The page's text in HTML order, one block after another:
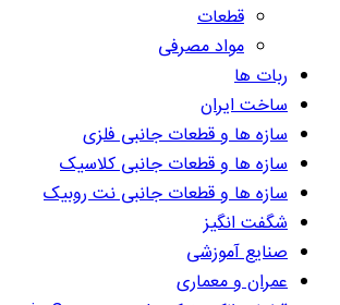
قطعات
مواد مصرفی
ربات ها
ساخت ایران
سازه ها و قطعات جانبی فلزی
سازه ها و قطعات جانبی کلاسیک
سازه ها و قطعات جانبی نت روبیک
شگفت انگیز
صنایع آموزشی
عمران و معماری